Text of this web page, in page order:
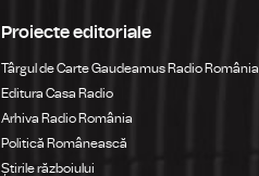
Proiecte editoriale
Târgul de Carte Gaudeamus Radio România
Editura Casa Radio
Arhiva Radio România
Politică Românească
Știrile războiului